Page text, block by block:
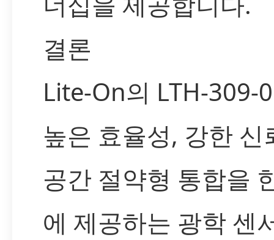
결론
Lite-On의 LTH-309-
높은 효율성, 강한 신
공간 절약형 통합을
에 제공하는 광학 센